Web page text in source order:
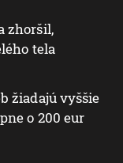
zhoršil,
tela
žiadajú vyššie
o 200 eur